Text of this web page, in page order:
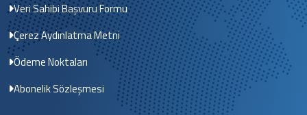
Veri Sahibi Başvuru Formu
Çerez Aydınlatma Metni
Ödeme Noktaları
Abonelik Sözleşmesi